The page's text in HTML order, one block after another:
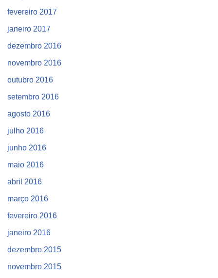
fevereiro 2017
janeiro 2017
dezembro 2016
novembro 2016
outubro 2016
setembro 2016
agosto 2016
julho 2016
junho 2016
maio 2016
abril 2016
março 2016
fevereiro 2016
janeiro 2016
dezembro 2015
novembro 2015